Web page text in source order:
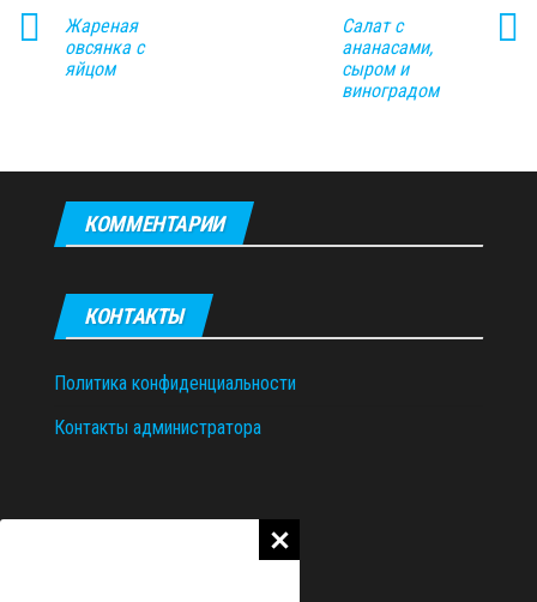
Жареная
овсянка с
яйцом
Салат с
ананасами,
сыром и
виноградом
КОММЕНТАРИИ
КОНТАКТЫ
Политика конфиденциальности
Контакты администратора